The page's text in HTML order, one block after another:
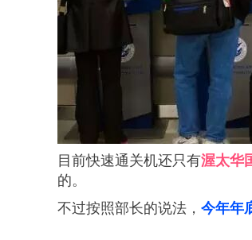
目前快速通关机还只有渥太华
的。
不过按照部长的说法， 今年年